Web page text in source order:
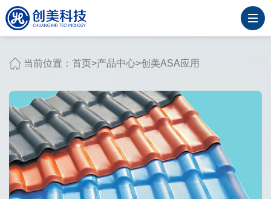
当前位置： 首页>产品中心>创美ASA应用